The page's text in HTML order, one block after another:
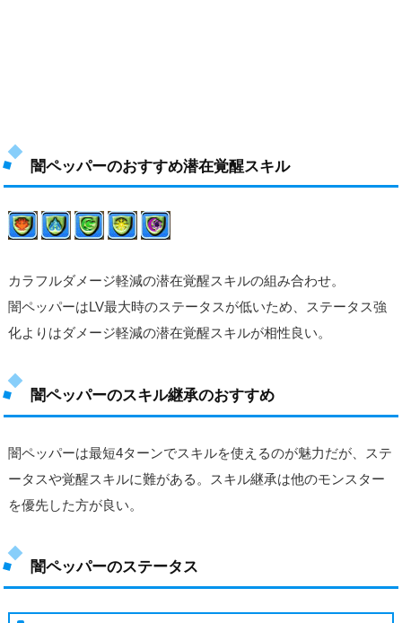
闇ペッパーのおすすめ潜在覚醒スキル
カラフルダメージ軽減の潜在覚醒スキルの組み合わせ。
闇ペッパーはLV最大時のステータスが低いため、ステータス強
化よりはダメージ軽減の潜在覚醒スキルが相性良い。
闇ペッパーのスキル継承のおすすめ
闇ペッパーは最短4ターンでスキルを使えるのが魅力だが、ステ
ータスや覚醒スキルに難がある。スキル継承は他のモンスター
を優先した方が良い。
闇ペッパーのステータス